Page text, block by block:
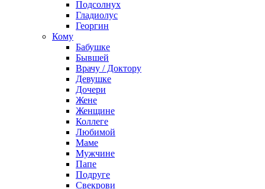
Подсолнух
Гладиолус
Георгин
Кому
Бабушке
Бывшей
Врачу / Доктору
Девушке
Дочери
Жене
Женщине
Коллеге
Любимой
Маме
Мужчине
Папе
Подруге
Свекрови